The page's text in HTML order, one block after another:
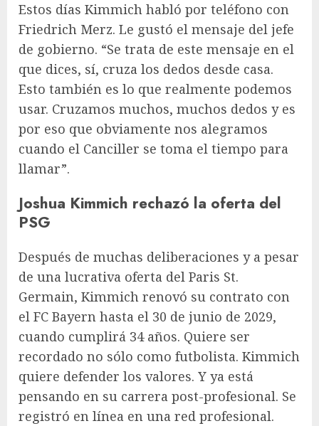
Estos días Kimmich habló por teléfono con
Friedrich Merz. Le gustó el mensaje del jefe
de gobierno. “Se trata de este mensaje en el
que dices, sí, cruza los dedos desde casa.
Esto también es lo que realmente podemos
usar. Cruzamos muchos, muchos dedos y es
por eso que obviamente nos alegramos
cuando el Canciller se toma el tiempo para
llamar”.
Joshua Kimmich rechazó la oferta del
PSG
Después de muchas deliberaciones y a pesar
de una lucrativa oferta del Paris St.
Germain, Kimmich renovó su contrato con
el FC Bayern hasta el 30 de junio de 2029,
cuando cumplirá 34 años. Quiere ser
recordado no sólo como futbolista. Kimmich
quiere defender los valores. Y ya está
pensando en su carrera post-profesional. Se
registró en línea en una red profesional.